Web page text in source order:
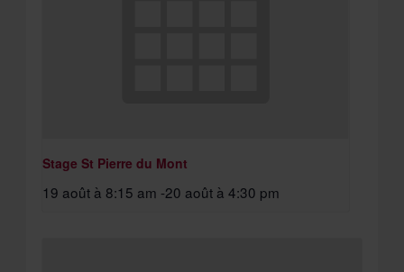
Stage St Pierre du Mont
19 août à 8:15 am -20 août à 4:30 pm